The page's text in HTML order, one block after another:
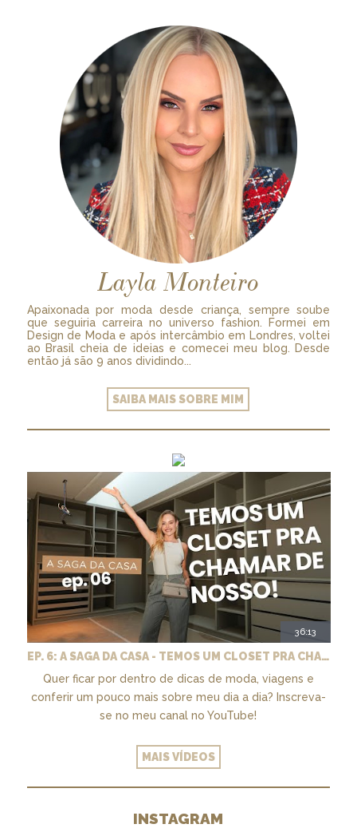
Layla Monteiro
Apaixonada por moda desde criança, sempre soube
que seguiria carreira no universo fashion. Formei em
Design de Moda e após intercâmbio em Londres, voltei
ao Brasil cheia de ideias e comecei meu blog. Desde
então já são 9 anos dividindo...
SAIBA MAIS SOBRE MIM
36:13
EP. 6: A SAGA DA CASA - TEMOS UM CLOSET PRA CHAMAR DE NOSSO + MARCENARIA E PAISAGISMO
Quer ficar por dentro de dicas de moda, viagens e
conferir um pouco mais sobre meu dia a dia? Inscreva-
se no meu canal no YouTube!
MAIS VÍDEOS
INSTAGRAM